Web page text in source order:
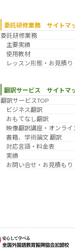
委託研修業務 サイトマ
委託研修業務
主要実績
使用教材
レッスン形態・お見積り
翻訳サービス サイトマ
翻訳サービスTOP
ビジネス翻訳
おもてなし翻訳
映像翻訳講座・オンライ
書籍、学術論文 翻訳
対応言語・料金表
実績
お問い合せ・お見積もり